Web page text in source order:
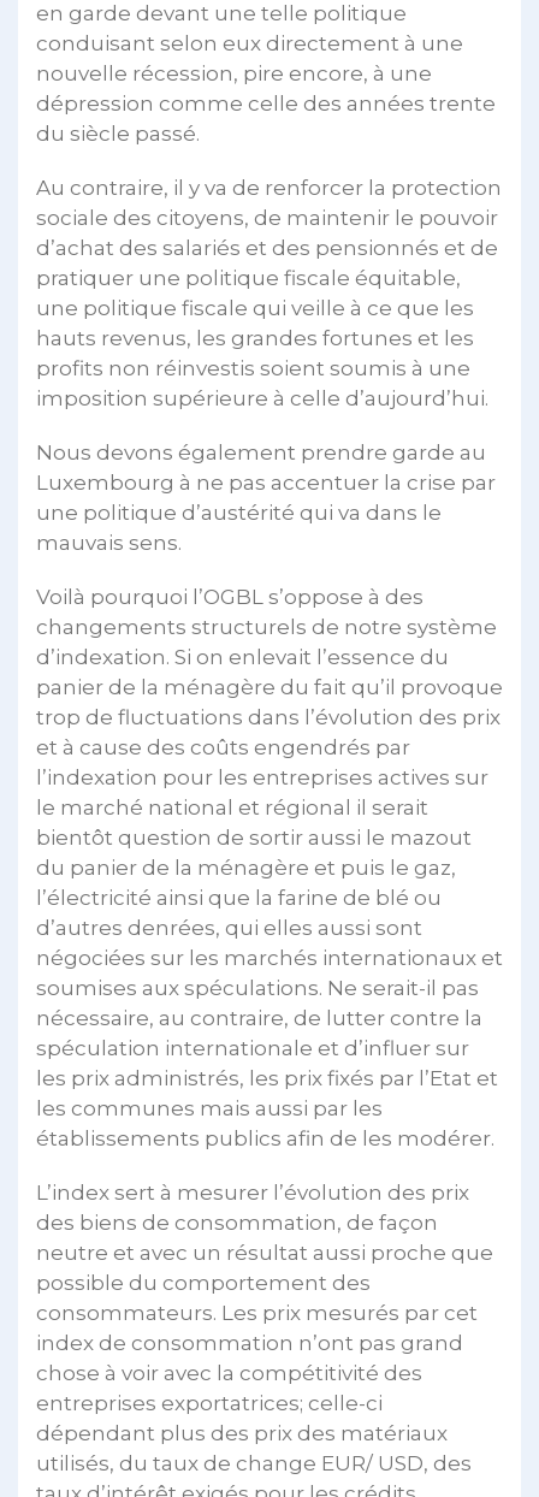
en garde devant une telle politique
conduisant selon eux directement à une
nouvelle récession, pire encore, à une
dépression comme celle des années trente
du siècle passé.
Au contraire, il y va de renforcer la protection
sociale des citoyens, de maintenir le pouvoir
d’achat des salariés et des pensionnés et de
pratiquer une politique fiscale équitable,
une politique fiscale qui veille à ce que les
hauts revenus, les grandes fortunes et les
profits non réinvestis soient soumis à une
imposition supérieure à celle d’aujourd’hui.
Nous devons également prendre garde au
Luxembourg à ne pas accentuer la crise par
une politique d’austérité qui va dans le
mauvais sens.
Voilà pourquoi l’OGBL s’oppose à des
changements structurels de notre système
d’indexation. Si on enlevait l’essence du
panier de la ménagère du fait qu’il provoque
trop de fluctuations dans l’évolution des prix
et à cause des coûts engendrés par
l’indexation pour les entreprises actives sur
le marché national et régional il serait
bientôt question de sortir aussi le mazout
du panier de la ménagère et puis le gaz,
l’électricité ainsi que la farine de blé ou
d’autres denrées, qui elles aussi sont
négociées sur les marchés internationaux et
soumises aux spéculations. Ne serait-il pas
nécessaire, au contraire, de lutter contre la
spéculation internationale et d’influer sur
les prix administrés, les prix fixés par l’Etat et
les communes mais aussi par les
établissements publics afin de les modérer.
L’index sert à mesurer l’évolution des prix
des biens de consommation, de façon
neutre et avec un résultat aussi proche que
possible du comportement des
consommateurs. Les prix mesurés par cet
index de consommation n’ont pas grand
chose à voir avec la compétitivité des
entreprises exportatrices; celle-ci
dépendant plus des prix des matériaux
utilisés, du taux de change EUR/ USD, des